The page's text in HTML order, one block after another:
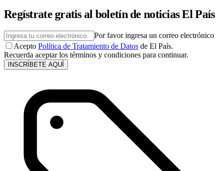
Regístrate gratis al boletín de noticias El País
Por favor ingresa un correo electrónico
Acepto Política de Tratamiento de Datos de El País.
Recuerda aceptar los términos y condiciones para continuar.
INSCRÍBETE AQUÍ